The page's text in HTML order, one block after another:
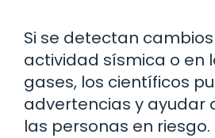
Si se detectan
actividad sísmica o en
gases, los científicos
advertencias y ayudar
las personas en riesgo.